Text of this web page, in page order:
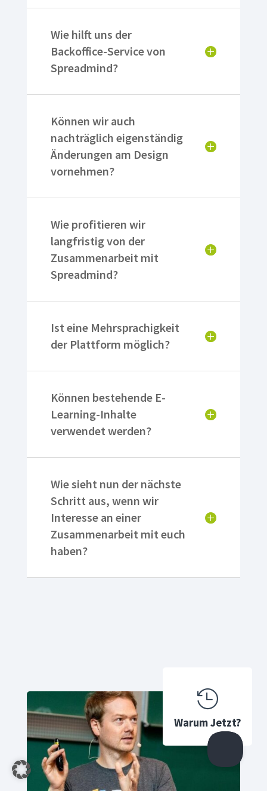
Wie hilft uns der
Backoffice-Service von
Spreadmind?
Können wir auch
nachträglich eigenständig
Änderungen am Design
vornehmen?
Wie profitieren wir
langfristig von der
Zusammenarbeit mit
Spreadmind?
Ist eine Mehrsprachigkeit
der Plattform möglich?
Können bestehende E-
Learning-Inhalte
verwendet werden?
Wie sieht nun der nächste
Schritt aus, wenn wir
Interesse an einer
Zusammenarbeit mit euch
haben?

Warum Jetzt?